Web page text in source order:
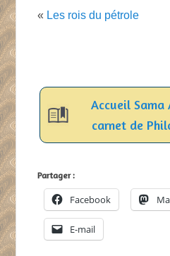
« Les rois du pétrole
Accueil Sama
carnet de
Partager :
Facebook
E-mail